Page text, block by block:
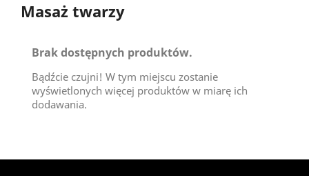
Masaż twarzy
Brak dostępnych produktów.
Bądźcie czujni! W tym miejscu zostanie
wyświetlonych więcej produktów w miarę ich
dodawania.